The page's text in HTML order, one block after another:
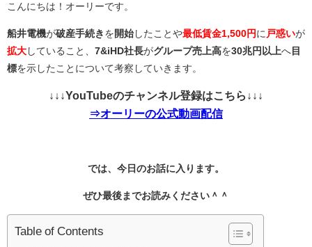
こんにちは！オーリーです。
船井電機が破産手続き を 開始 したことや最低賃金1,500円 に 戸惑いが
拡大 していること、 7&iHD社長がグループ売上高を30兆円以上へ 目
標を示したことについて考察していきます。
↓↓↓YouTubeのチャンネル登録はこちら↓↓↓
⇒オーリーの公式動画配信
では、今日のお話に入ります。
ぜひ最後までお読みください＾＾
Table of Contents